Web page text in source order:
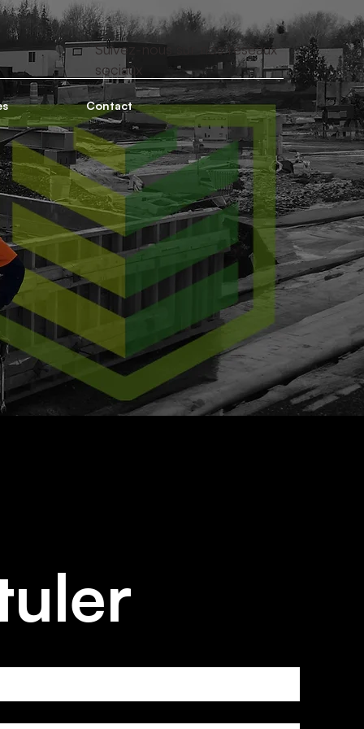
Contact
Suivez-nous sur nos réseaux
sociaux